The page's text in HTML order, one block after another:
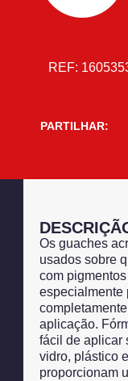
REF:
PARTILHAR:
Os guaches
usados sobre
com
especialmente
aplicação.
fácil de aplicar
vidro, plástico
proporcionam